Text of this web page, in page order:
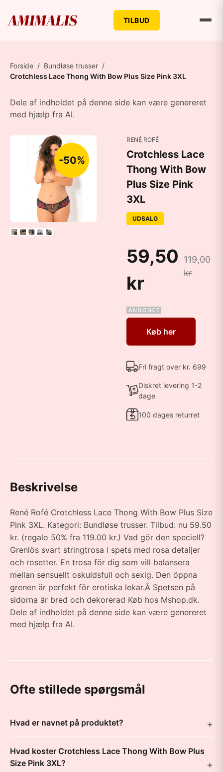
TILBUD
Forside / Bundløse trusser /
Crotchless Lace Thong With Bow Plus Size Pink 3XL
Dele af indholdet på denne side kan være genereret
med hjælp fra AI.
-50%
RENÉ ROFÉ
Crotchless Lace
Thong With Bow
Plus Size Pink
3XL
UDSALG
59,50
kr
119,00
kr
Køb her
Fri fragt over kr. 699
Diskret levering 1-2
dage
100 dages returret
Beskrivelse
René Rofé Crotchless Lace Thong With Bow Plus Size
Pink 3XL. Kategori: Bundløse trusser. Tilbud: nu 59.50
kr. (regalo 50% fra 119.00 kr.) Vad gör den speciell?
Grenlös svart stringtrosa i spets med rosa detaljer
och rosetter. En trosa för dig som vill balansera
mellan sensuellt oskuldsfull och sexig. Den öppna
grenen är perfekt för erotiska lekar.Â Spetsen på
sidorna är bred och dekorerad Køb hos Mshop.dk.
Dele af indholdet på denne side kan være genereret
med hjælp fra AI.
Ofte stillede spørgsmål
Hvad er navnet på produktet?
Hvad koster Crotchless Lace Thong With Bow Plus
Size Pink 3XL?